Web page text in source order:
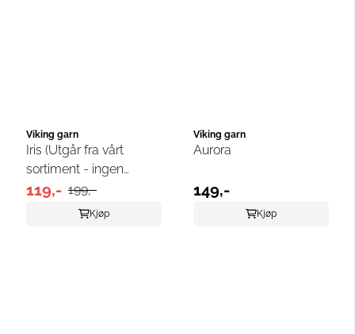
Viking garn
Iris (Utgår fra vårt
sortiment - ingen
returrett)
119,- 199,-
Kjøp
Viking garn
Aurora
149,-
Kjøp